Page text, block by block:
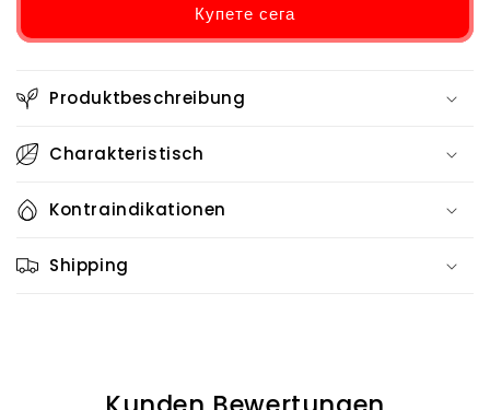
от
етерично
от
Биологичен
Шипка
масло
Салвия
продукт
Купете сега
Produktbeschreibung
Charakteristisch
Kontraindikationen
Shipping